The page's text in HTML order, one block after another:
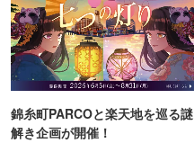
錦糸町PARCOと楽天地を巡る謎
解き企画が開催！